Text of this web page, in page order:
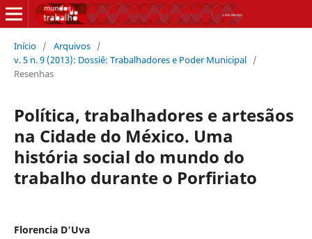
Início / Arquivos /
v. 5 n. 9 (2013): Dossiê: Trabalhadores e Poder Municipal /
Resenhas
Política, trabalhadores e artesãos
na Cidade do México. Uma
história social do mundo do
trabalho durante o Porfiriato
Florencia D'Uva